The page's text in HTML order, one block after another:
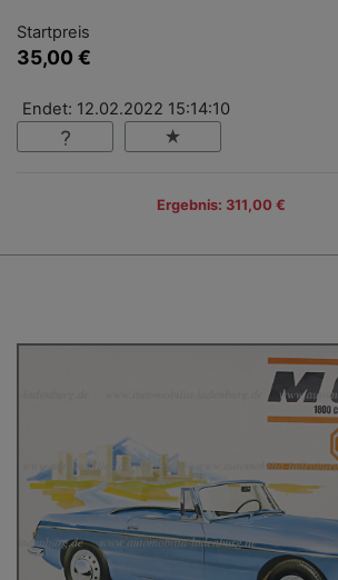
Startpreis
35,00 €
Endet: 12.02.2022 15:14:10
Ergebnis: 311,00 €